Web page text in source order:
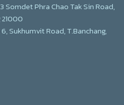
Somdet Phra Chao Tak Sin Road,
21000
Sukhumvit Road, T.Banchang,